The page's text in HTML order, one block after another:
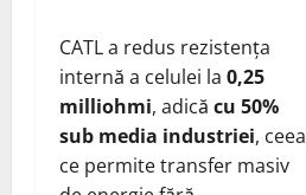
CATL a redus rezistența
internă a celulei la 0,25
milliohmi, adică cu 50%
sub media industriei, ceea
ce permite transfer masiv